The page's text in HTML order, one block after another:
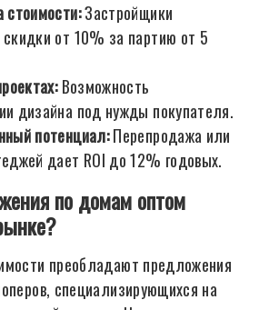
стоимости:Застройщики
от 10% за партию от 5
Возможность
дизайна под нужды покупателя.
потенциал:Перепродажа или
дает ROI до 12% годовых.
по домам оптом
преобладают предложения
специализирующихся на